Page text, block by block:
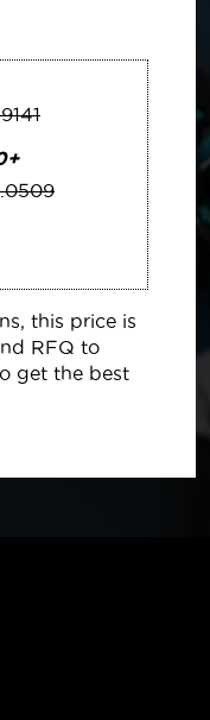
this price is
RFQ to
get the best